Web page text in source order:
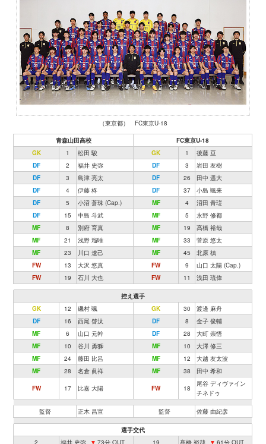
（東京都） FC東京U-18
青森山田高校
FC東京U-18
GK
1 松田 駿 GK 1
後藤 亘
DF
2 福井 史弥 DF 3
岩田 友樹
DF
3 島津 亮太 DF 26
田中 遥大
DF
4 伊藤 柊 DF 37
小島 颯来
DF
5 小沼 蒼珠 (Cap.) MF 4
沼田 青瑳
DF
15 中島 斗武 MF 5
永野 修都
MF
8 別府 育真 MF 19
髙橋 裕哉
MF
21 浅野 瑠唯 MF 33
菅原 悠太
MF
23 川口 遼己 MF 45
北原 槙
FW
13 大沢 悠真 FW 9
山口 太陽 (Cap.)
FW
19 石川 大也 FW 11 浅田 琉偉
控え選手
GK
12 磯村 颯 GK 30
渡邊 麻舟
DF
16 西尾 啓汰 DF 8
金子 俊輔
MF
6 山口 元幹 DF 28
大町 崇悟
MF
10 谷川 勇獅 MF 10
大澤 修三
MF
24 藤田 比呂 MF 12
大越 友太波
MF
28 名倉 眞祥 MF 38 田中 希和
FW 17 比嘉 大陽 FW 18
尾谷 ディヴァイン
チネドゥ
監督 正木 昌宣 監督 佐藤 由紀彦
選手交代
2
福井 史弥 ▼ 73分 OUT 19 髙橋 裕哉 ▼ 61分 OUT